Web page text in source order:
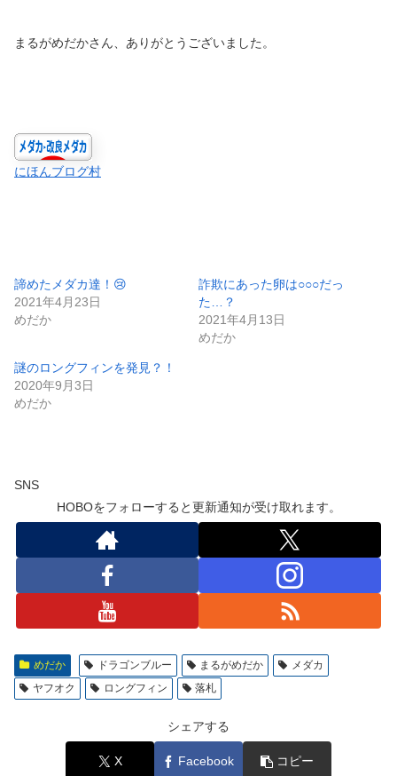
まるがめだかさん、ありがとうございました。
にほんブログ村
諦めたメダカ達！😢
2021年4月23日
めだか
詐欺にあった卵は○○○だっ
た…？
2021年4月13日
めだか
謎のロングフィンを発見？！
2020年9月3日
めだか
SNS
HOBOをフォローすると更新通知が受け取れます。
めだか ドラゴンブルー まるがめだか
メダカ
ヤフオク
ロングフィン 落札
シェアする
X Facebook コピー